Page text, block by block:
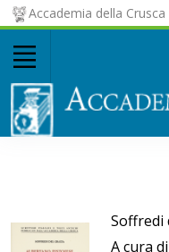
Accademia della Crusca
Soffredi
A cura